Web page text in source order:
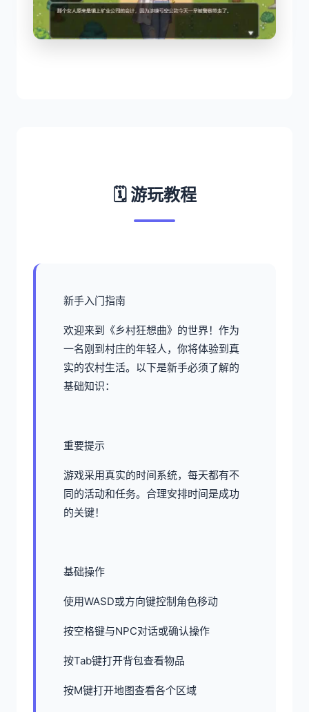
🗓️ 游玩教程
新手入门指南
欢迎来到《乡村狂想曲》的世界！作为
一名刚到村庄的年轻人，你将体验到真
实的农村生活。以下是新手必须了解的
基础知识：
重要提示
游戏采用真实的时间系统，每天都有不
同的活动和任务。合理安排时间是成功
的关键！
基础操作
使用WASD或方向键控制角色移动
按空格键与NPC对话或确认操作
按Tab键打开背包查看物品
按M键打开地图查看各个区域